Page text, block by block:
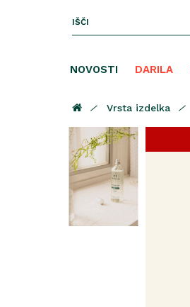
NOVOSTI DARILA
Vrsta izdelka